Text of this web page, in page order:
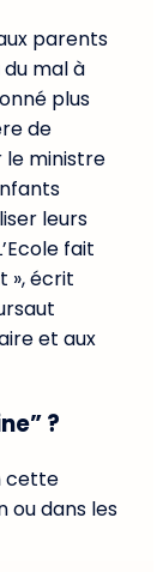
parents
du mal à
plus
de
le ministre
leurs
fait
», écrit
et aux
?
cette
ou dans les